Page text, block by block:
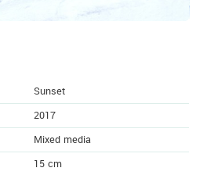
Sunset
2017
Mixed media
15 cm